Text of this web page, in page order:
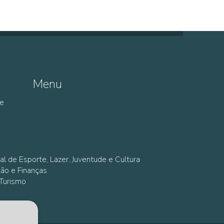
Menu
de Esporte, Lazer, Juventude e Cultura
e Finanças